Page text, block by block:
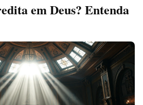
em Deus? Entenda